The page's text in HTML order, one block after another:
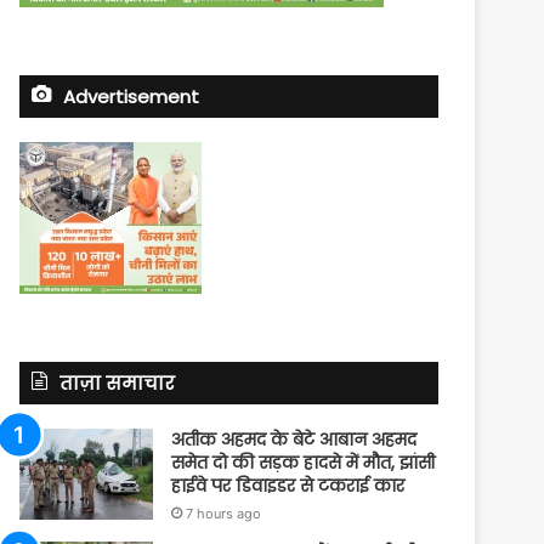
Advertisement
ताज़ा समाचार
अतीक अहमद के बेटे आबान अहमद
समेत दो की सड़क हादसे में मौत, झांसी
हाईवे पर डिवाइडर से टकराई कार
7 hours ago